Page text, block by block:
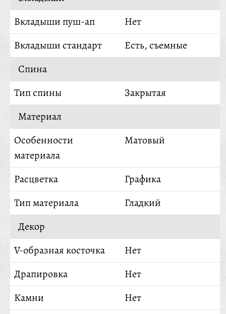
Вкладыши пуш-ап
Нет
Вкладыши стандарт
Есть, съемные
Спина
Тип спины
Закрытая
Материал
Особенности
материала
Матовый
Расцветка
Графика
Тип материала
Гладкий
Декор
V-образная косточка
Нет
Драпировка
Нет
Камни
Нет